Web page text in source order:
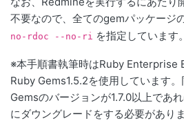
不要なので、全てのgemパッケージ
no-rdoc --no-ri を指定しています。
※本手順書執筆時はRuby Enterprise
Ruby Gems1.5.2を使用しています
Gemsのバージョンが1.7.0以上であ
にダウングレードをする必要がありま